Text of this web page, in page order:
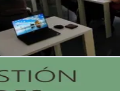
SEO efectivas y
| Diseño Web &